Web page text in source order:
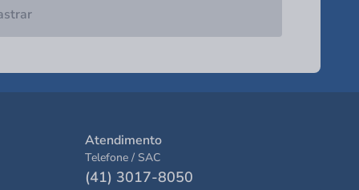
Atendimento
Telefone / SAC
(41) 3017-8050